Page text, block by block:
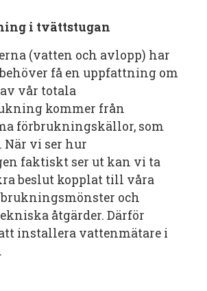
i tvättstugan
(vatten och avlopp) har
få en uppfattning om
vår totala
kommer från
förbrukningskällor, som
vi ser hur
faktiskt ser ut kan vi ta
beslut kopplat till våra
och
åtgärder. Därför
installera vattenmätare i